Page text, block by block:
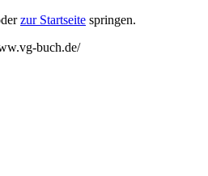
zur Startseite springen.
buch.de/